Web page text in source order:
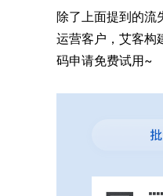
除了上面提到的流
运营客户，艾客构
码申请免费试用~